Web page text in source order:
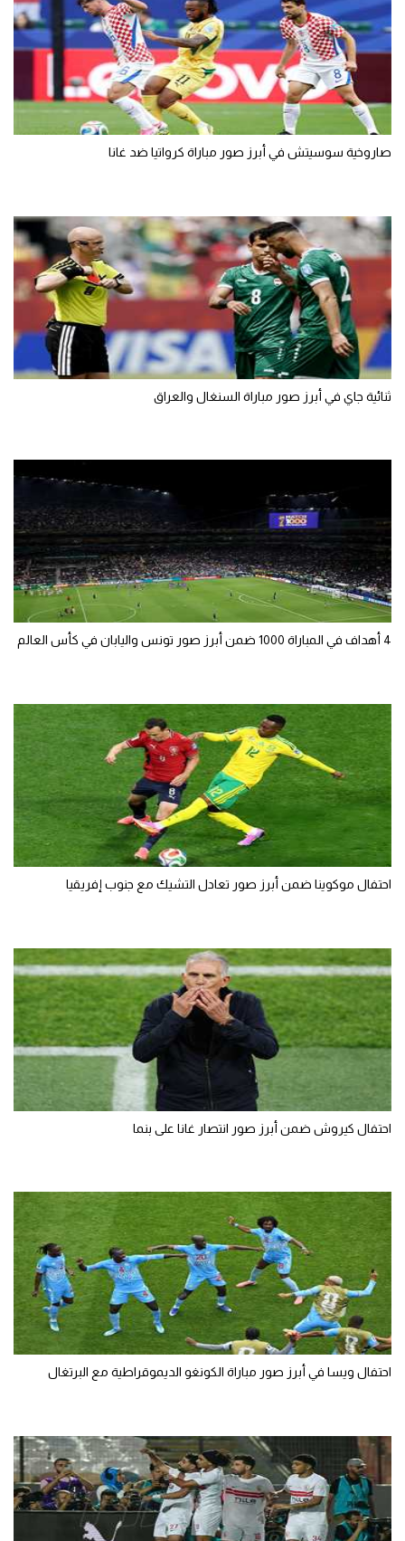
رياضة نسائية
آسيا
أمريكا
ركن الألعاب
تحقيق في الجول
تقرير في الجول
تحليل في الجول
حكايات في الجول
فيديو في الجول
صاروخية سوسيتش في أبرز صور مباراة كرواتيا ضد غانا
ثنائية جاي في أبرز صور مباراة السنغال والعراق
4 أهداف في المباراة 1000 ضمن أبرز صور تونس واليابان في كأس العالم
احتفال موكوينا ضمن أبرز صور تعادل التشيك مع جنوب إفريقيا
احتفال كيروش ضمن أبرز صور انتصار غانا على بنما
احتفال ويسا في أبرز صور مباراة الكونغو الديموقراطية مع البرتغال